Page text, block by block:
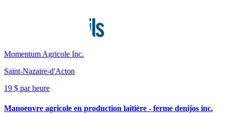
Momentum Agricole Inc.
Saint-Nazaire-d'Acton
19 $ par heure
Manoeuvre agricole en production laitière - ferme denijos inc.